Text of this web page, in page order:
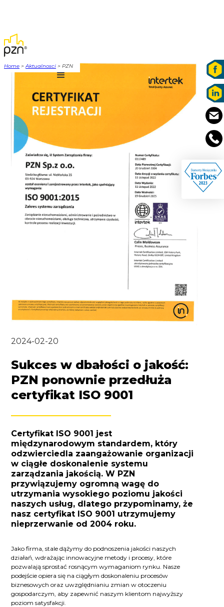
Home >Aktualnosci > PZN
2024-02-20
Sukces w dbałości o jakość:
PZN ponownie przedłuża
certyfikat ISO 9001
Certyfikat ISO 9001 jest
międzynarodowym standardem, który
odzwierciedla zaangażowanie organizacji
w ciągłe doskonalenie systemu
zarządzania jakością. W PZN
przywiązujemy ogromną wagę do
utrzymania wysokiego poziomu jakości
naszych usług, dlatego przypominamy, że
nasz certyfikat ISO 9001 utrzymujemy
nieprzerwanie od 2004 roku.
Jako firma, stale dążymy do podnoszenia jakości naszych
działań, wdrażając innowacyjne metody i procesy, które
pozwalają sprostać rosnącym wymaganiom rynku. Nasze
podejście opiera się na ciągłym doskonaleniu procesów
biznesowych oraz uwzględnianiu zmian w otoczeniu
gospodarczym, aby zapewnić naszym klientom najwyższy
poziom satysfakcji.